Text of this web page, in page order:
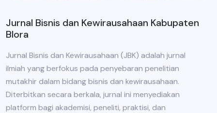
Jurnal Bisnis dan Kewirausahaan Kabupaten
Blora
Jurnal Bisnis dan Kewirausahaan (JBK) adalah jurnal
ilmiah yang berfokus pada penyebaran penelitian
mutakhir dalam bidang bisnis dan kewirausahaan.
Diterbitkan secara berkala, jurnal ini menyediakan
platform bagi akademisi, peneliti, praktisi, dan